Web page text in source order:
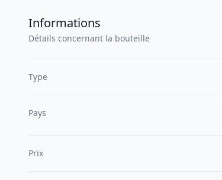
Informations
Détails concernant la bouteille
Type
Pays
Prix